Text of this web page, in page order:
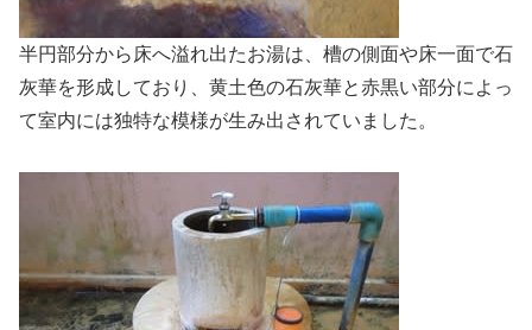
半円部分から床へ溢れ出たお湯は、槽の側面や床一面で石
灰華を形成しており、黄土色の石灰華と赤黒い部分によっ
て室内には独特な模様が生み出されていました。